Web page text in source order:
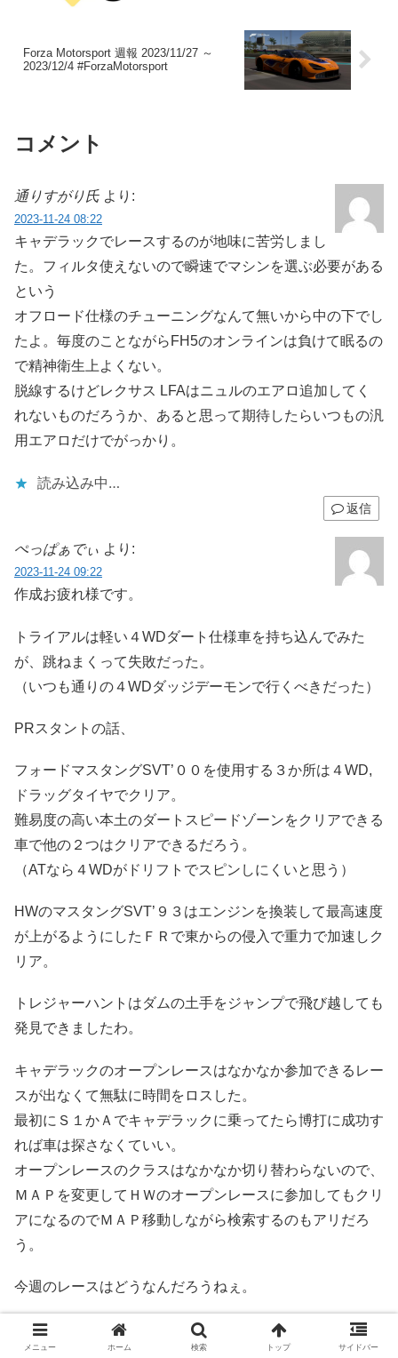
Forza Motorsport 週報 2023/11/27 ～
2023/12/4 #ForzaMotorsport
コメント
通りすがり氏 より:
2023-11-24 08:22
キャデラックでレースするのが地味に苦労しまし
た。フィルタ使えないので瞬速でマシンを選ぶ必要がある
という
オフロード仕様のチューニングなんて無いから中の下でし
たよ。毎度のことながらFH5のオンラインは負けて眠るの
で精神衛生上よくない。
脱線するけどレクサス LFAはニュルのエアロ追加してく
れないものだろうか、あると思って期待したらいつもの汎
用エアロだけでがっかり。
読み込み中…
返信
ぺっぱぁでぃ より:
2023-11-24 09:22
作成お疲れ様です。
トライアルは軽い４WDダート仕様車を持ち込んでみた
が、跳ねまくって失敗だった。
（いつも通りの４WDダッジデーモンで行くべきだった）
PRスタントの話、
フォードマスタングSVT’００を使用する３か所は４WD,
ドラッグタイヤでクリア。
難易度の高い本土のダートスピードゾーンをクリアできる
車で他の２つはクリアできるだろう。
（ATなら４WDがドリフトでスピンしにくいと思う）
HWのマスタングSVT’９３はエンジンを換装して最高速度
が上がるようにしたＦＲで東からの侵入で重力で加速しク
リア。
トレジャーハントはダムの土手をジャンプで飛び越しても
発見できましたわ。
キャデラックのオープンレースはなかなか参加できるレー
スが出なくて無駄に時間をロスした。
最初にＳ１かＡでキャデラックに乗ってたら博打に成功す
れば車は探さなくていい。
オープンレースのクラスはなかなか切り替わらないので、
ＭＡＰを変更してＨＷのオープンレースに参加してもクリ
アになるのでＭＡＰ移動しながら検索するのもアリだろ
う。
今週のレースはどうなんだろうねぇ。
読み込み中…
返信
メニュー ホーム 検索 トップ サイドバー